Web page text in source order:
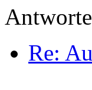
Re: